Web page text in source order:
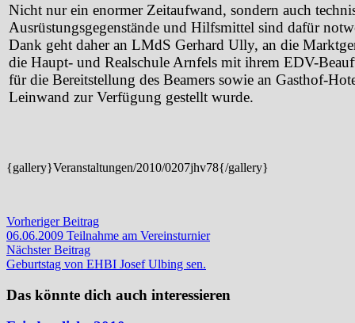
Nicht nur ein enormer Zeitaufwand, sondern auch
Ausrüstungsgegenstände und Hilfsmittel sind dafür
Dank geht daher an LMdS Gerhard Ully, an die
die Haupt- und Realschule Arnfels mit ihrem EDV-
für die Bereitstellung des Beamers sowie an Gasthof-
Leinwand zur Verfügung gestellt wurde.
{gallery}Veranstaltungen/2010/0207jhv78{/gallery}
Beitragsnavigation
Vorheriger BeitragVorheriger
Beitrag:
06.06.2009 Teilnahme am Vereinsturnier
Nächster BeitragNächster
Beitrag:
Geburtstag von EHBI Josef Ulbing sen.
Das könnte dich auch interessieren